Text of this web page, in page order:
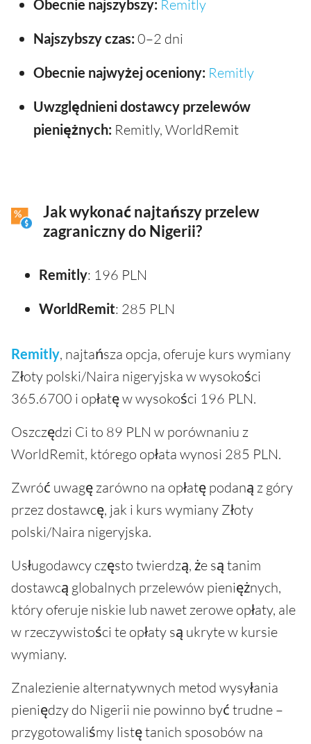
Obecnie najszybszy: Remitly
Najszybszy czas: 0–2 dni
Obecnie najwyżej oceniony: Remitly
Uwzględnieni dostawcy przelewów
pieniężnych: Remitly, WorldRemit
Jak wykonać najtańszy przelew
zagraniczny do Nigerii?
Remitly: 196 PLN
WorldRemit: 285 PLN
Remitly, najtańsza opcja, oferuje kurs wymiany
Złoty polski/Naira nigeryjska w wysokości
365.6700 i opłatę w wysokości 196 PLN.
Oszczędzi Ci to 89 PLN w porównaniu z
WorldRemit, którego opłata wynosi 285 PLN.
Zwróć uwagę zarówno na opłatę podaną z góry
przez dostawcę, jak i kurs wymiany Złoty
polski/Naira nigeryjska.
Usługodawcy często twierdzą, że są tanim
dostawcą globalnych przelewów pieniężnych,
który oferuje niskie lub nawet zerowe opłaty, ale
w rzeczywistości te opłaty są ukryte w kursie
wymiany.
Znalezienie alternatywnych metod wysyłania
pieniędzy do Nigerii nie powinno być trudne –
przygotowaliśmy listę tanich sposobów na